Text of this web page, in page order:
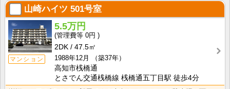
山崎ハイツ 501号室
マンション
5.5万円
0円
2DK
47.5㎡
1988年12月
（築37年）
高知市桟橋通
とさでん交通桟橋線 桟橋通五丁目駅 徒歩4分